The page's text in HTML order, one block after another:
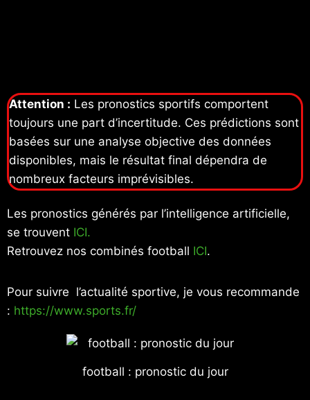
Attention : Les pronostics sportifs comportent
toujours une part d’incertitude. Ces prédictions sont
basées sur une analyse objective des données
disponibles, mais le résultat final dépendra de
nombreux facteurs imprévisibles.
Les pronostics générés par l’intelligence artificielle,
se trouvent ICI.
Retrouvez nos combinés football ICI.
Pour suivre l’actualité sportive, je vous recommande
: https://www.sports.fr/
football : pronostic du jour